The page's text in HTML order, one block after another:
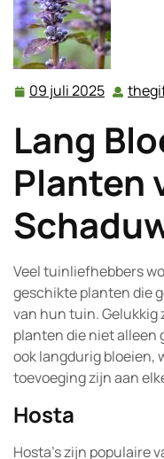
09 juli 2025 09
2025
Lang
Planten
Veel tuinliefhebbers
geschikte planten die
van hun tuin. Gelukkig
planten die niet alleen
ook langdurig bloeien,
toevoeging zijn aan
Hosta
Hosta’s zijn populaire